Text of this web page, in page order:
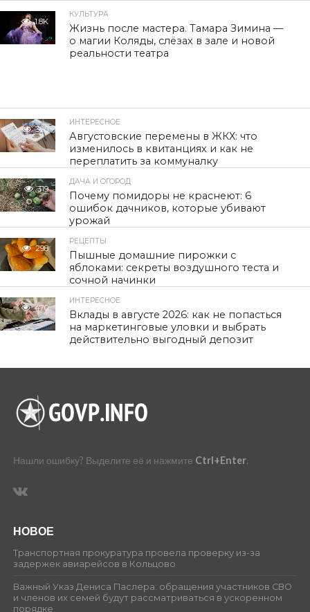
1.8K
КУЛЬТУРА
Жизнь после мастера. Тамара Зимина —
о магии Коляды, слёзах в зале и новой
реальности театра
320
ИНТЕРЕСНОЕ
Августовские перемены в ЖКХ: что
изменилось в квитанциях и как не
переплатить за коммуналку
319
ДАЧА И ОГОРОД
Почему помидоры не краснеют: 6
ошибок дачников, которые убивают
урожай
298
РЕЦЕПТЫ
Пышные домашние пирожки с
яблоками: секреты воздушного теста и
сочной начинки
470
ИНТЕРЕСНОЕ
Вклады в августе 2026: как не попасться
на маркетинговые уловки и выбрать
действительно выгодный депозит
Нашли ошибку? Выделите её и нажмите Ctrl+Enter.
НОВОЕ
Транспортная прокуратура провела проверку из-за
задержек авиарейсов в Кольцово
Важный Указ Дениса Паслера: обращения участников СВО
и членов их семей будут рассматриваться в ускоренном
порядке